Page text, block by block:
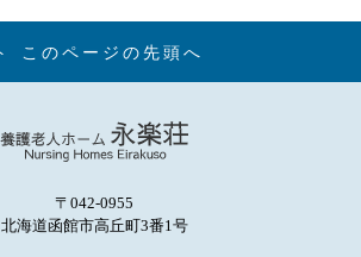
このページの先頭へ
〒042-0955
北海道函館市高丘町3番1号